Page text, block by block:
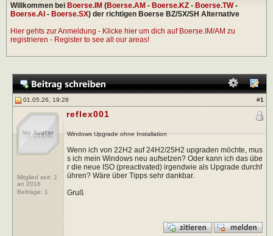
Willkommen bei Boerse.IM (Boerse.AM - Boerse.KZ - Boerse.TW-
Boerse.AI - Boerse.SX) der richtigen Boerse BZ/SX/SH Alternative
Hier gehts zur Anmeldung - Klicke hier um dich auf Boerse.IM/AM zu
registrieren - Register to see all our areas!
01.05.26, 19:28 #1
Mitglied seit: J
an 2016
Beiträge: 1
reflex001
Windows Upgrade ohne Installation
Wenn ich von 22H2 auf 24H2/25H2 upgraden möchte, mus
s ich mein Windows neu aufsetzen? Oder kann ich das übe
r die neue ISO (preactivated) irgendwie als Upgrade durchf
ühren? Wäre über Tipps sehr dankbar.
Gruß